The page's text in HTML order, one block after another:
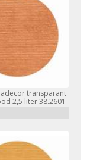
transparant
2,5 liter 38.2601